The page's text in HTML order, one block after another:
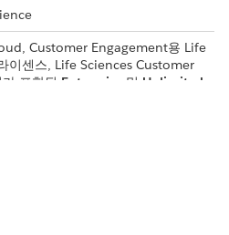
Customer Engagement용 Life
이센스, Life Sciences Customer
포함된 Enterprise 및 Unlimited